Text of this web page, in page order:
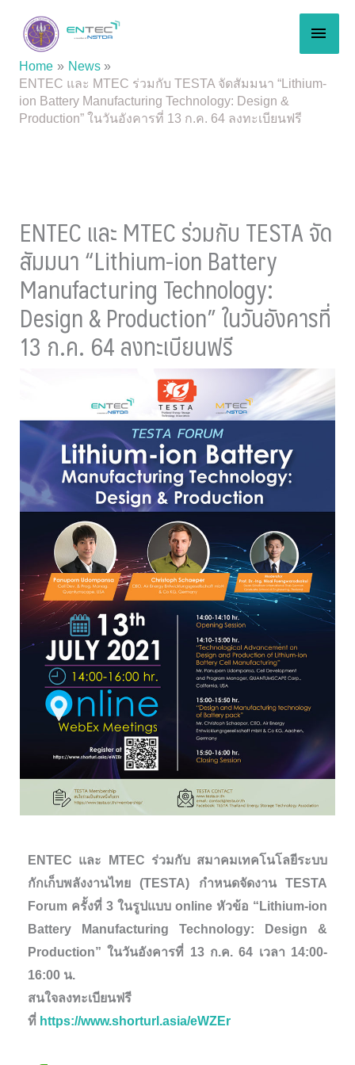
content
Home
News
ENTEC และ MTEC ร่วมกับ TESTA จัดสัมมนา “Lithium-
ion Battery Manufacturing Technology: Design &
Production” ในวันอังคารที่ 13 ก.ค. 64 ลงทะเบียนฟรี
ENTEC และ MTEC ร่วมกับ TESTA จัด
สัมมนา “Lithium-ion Battery
Manufacturing Technology:
Design & Production” ในวันอังคารที่
13 ก.ค. 64 ลงทะเบียนฟรี
ENTEC และ MTEC ร่วมกับ สมาคมเทคโนโลยีระบบ
กักเก็บพลังงานไทย (TESTA) กำหนดจัดงาน TESTA
Forum ครั้งที่ 3 ในรูปแบบ online หัวข้อ “Lithium-ion
Battery Manufacturing Technology: Design &
Production” ในวันอังคารที่ 13 ก.ค. 64 เวลา 14:00-
16:00 น.
สนใจลงทะเบียนฟรี
ที่ https://www.shorturl.asia/eWZEr